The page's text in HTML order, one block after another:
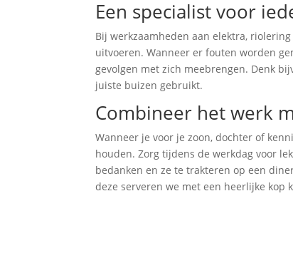
Een specialist voor
Bij werkzaamheden aan elektra,
uitvoeren. Wanneer er fouten worden
gevolgen met zich meebrengen. Denk
juiste buizen gebruikt.
Combineer het werk
Wanneer je voor je zoon, dochter of
houden. Zorg tijdens de werkdag voor
bedanken en ze te trakteren op een
deze serveren we met een heerlijke kop